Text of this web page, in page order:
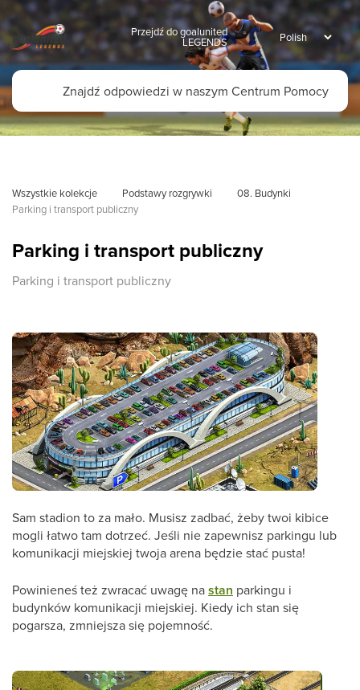
Przejdź do goalunited
LEGENDS
Wszystkie kolekcje Podstawy rozgrywki
08. Budynki
Parking i transport publiczny
Parking i transport publiczny
Parking i transport publiczny
Sam stadion to za mało. Musisz zadbać, żeby twoi kibice
mogli łatwo tam dotrzeć. Jeśli nie zapewnisz parkingu lub
komunikacji miejskiej twoja arena będzie stać pusta!
Powinieneś też zwracać uwagę nastan parkingu i
budynków komunikacji miejskiej. Kiedy ich stan się
pogarsza, zmniejsza się pojemność.